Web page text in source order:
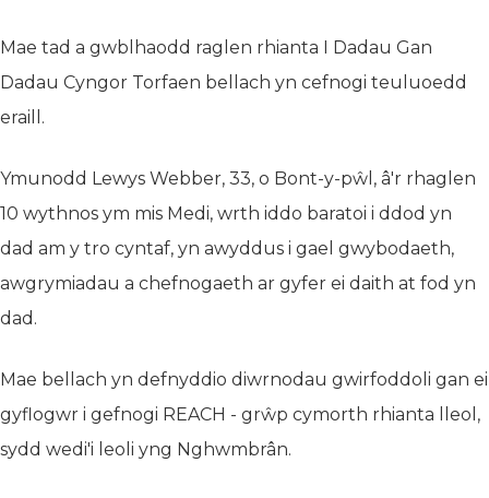
Mae tad a gwblhaodd raglen rhianta I Dadau Gan
Dadau Cyngor Torfaen bellach yn cefnogi teuluoedd
eraill.
Ymunodd Lewys Webber, 33, o Bont-y-pŵl, â'r rhaglen
10 wythnos ym mis Medi, wrth iddo baratoi i ddod yn
dad am y tro cyntaf, yn awyddus i gael gwybodaeth,
awgrymiadau a chefnogaeth ar gyfer ei daith at fod yn
dad.
Mae bellach yn defnyddio diwrnodau gwirfoddoli gan ei
gyflogwr i gefnogi REACH - grŵp cymorth rhianta lleol,
sydd wedi'i leoli yng Nghwmbrân.